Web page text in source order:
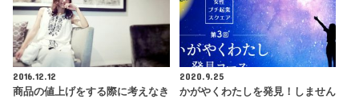
2016.12.12
商品の値上げをする際に考えなき
2020.9.25
かがやくわたしを発見！しません